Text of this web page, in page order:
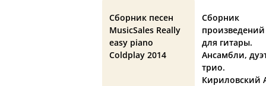
Сборник песен
MusicSales Really
easy piano
Coldplay 2014
Сборник
произведений
для гитары.
Ансамбли,
трио.
Кириловский